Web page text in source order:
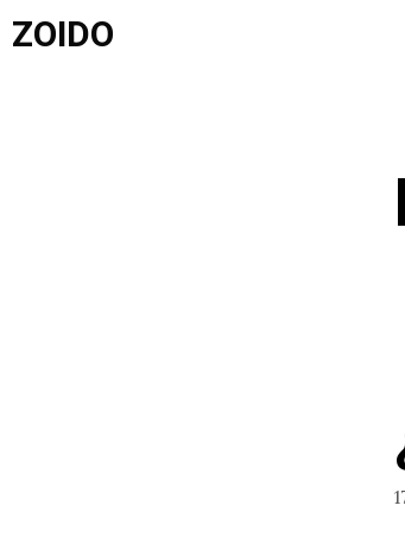
Saltar
alZOIDO